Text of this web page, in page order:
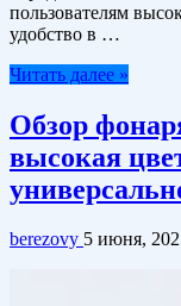
пользователям
удобство в …
Читать далее »
Обзор
высокая
berezovy 5 июня,